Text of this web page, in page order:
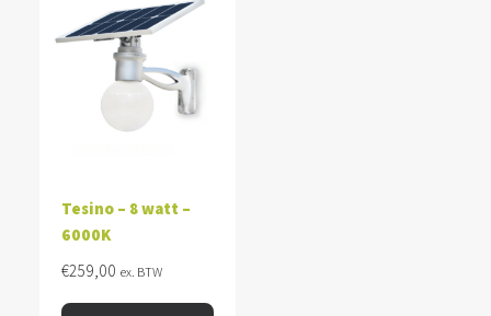
Tesino – 8 watt –
6000K
€259,00 ex. BTW